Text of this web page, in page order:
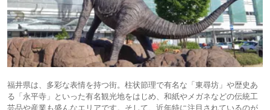
福井県は、多彩な表情を持つ街。柱状節理で有名な「東尋坊」や歴史あ
る「永平寺」といった有名観光地をはじめ、和紙やメガネなどの伝統工
芸品や産業も盛んなエリアです。そして、近年特に注目されているのが